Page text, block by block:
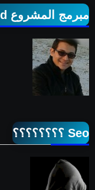
مبرمج المشروع Ahmed Adel Mohamed
Seo ؟؟؟؟؟؟؟؟